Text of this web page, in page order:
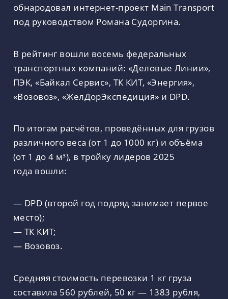
обнародовал интернет-проект Main Transport
под руководством Романа Судоргина.
В рейтинг вошли восемь федеральных
транспортных компаний: «Деловые Линии»,
ПЭК, «Байкал Сервис», ТК КИТ, «Энергия»,
«Возовоз», «ЖелДорЭкспедиция» и DPD.
По итогам расчётов, проведённых для грузов
различного веса (от 1 до 1000 кг) и объёма
(от 1 до 4 м³), в тройку лидеров 2025
года вошли:
— DPD (второй год подряд занимает первое
место);
— ТК КИТ;
— Возовоз.
Средняя стоимость перевозки 1 кг груза
составила 560 рублей, 50 кг — 1383 рубля,